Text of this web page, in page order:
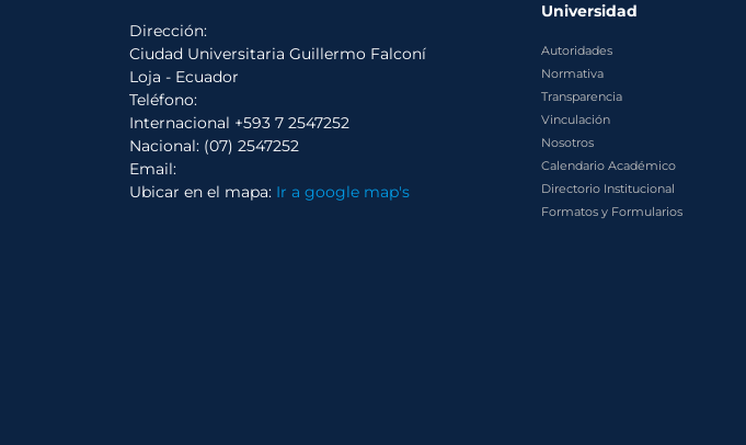
Dirección:
Ciudad Universitaria Guillermo Falconí
Loja - Ecuador
Teléfono:
Internacional +593 7 2547252
Nacional: (07) 2547252
Email:
Ubicar en el mapa: Ir a google map's
Universidad
Autoridades
Normativa
Transparencia
Vinculación
Nosotros
Calendario Académico
Directorio Institucional
Formatos y Formularios